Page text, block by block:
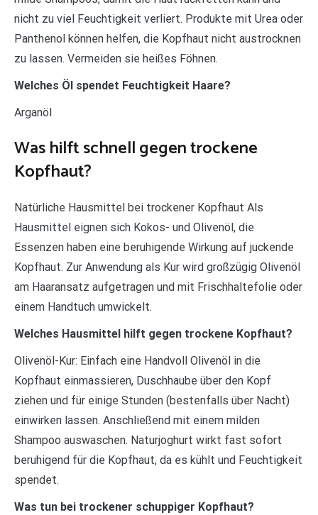
nicht zu viel Feuchtigkeit verliert. Produkte mit Urea oder
Panthenol können helfen, die Kopfhaut nicht austrocknen
zu lassen. Vermeiden sie heißes Föhnen.
Welches Öl spendet Feuchtigkeit Haare?
Arganöl
Was hilft schnell gegen trockene
Kopfhaut?
Natürliche Hausmittel bei trockener Kopfhaut Als
Hausmittel eignen sich Kokos- und Olivenöl, die
Essenzen haben eine beruhigende Wirkung auf juckende
Kopfhaut. Zur Anwendung als Kur wird großzügig Olivenöl
am Haaransatz aufgetragen und mit Frischhaltefolie oder
einem Handtuch umwickelt.
Welches Hausmittel hilft gegen trockene Kopfhaut?
Olivenöl-Kur: Einfach eine Handvoll Olivenöl in die
Kopfhaut einmassieren, Duschhaube über den Kopf
ziehen und für einige Stunden (bestenfalls über Nacht)
einwirken lassen. Anschließend mit einem milden
Shampoo auswaschen. Naturjoghurt wirkt fast sofort
beruhigend für die Kopfhaut, da es kühlt und Feuchtigkeit
spendet.
Was tun bei trockener schuppiger Kopfhaut?